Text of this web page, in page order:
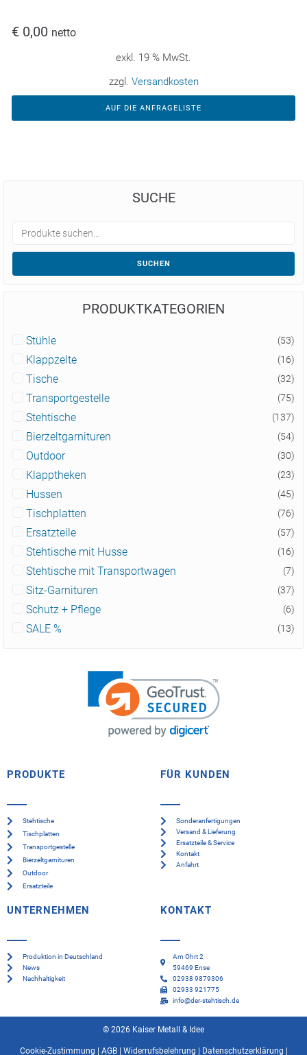
€ 0,00 netto
exkl. 19 % MwSt.
zzgl. Versandkosten
AUF DIE ANFRAGELISTE
SUCHE
SUCHEN
PRODUKTKATEGORIEN
Stühle (53)
Klappzelte (16)
Tische (32)
Transportgestelle (75)
Stehtische (137)
Bierzeltgarnituren (54)
Outdoor (30)
Klapptheken (23)
Hussen (45)
Tischplatten (76)
Ersatzteile (57)
Stehtische mit Husse (16)
Stehtische mit Transportwagen (7)
Sitz-Garnituren (37)
Schutz + Pflege (6)
SALE % (13)
PRODUKTE
Stehtische
Tischplatten
Transportgestelle
Bierzeltgarnituren
Outdoor
Ersatzteile
FÜR KUNDEN
Sonderanfertigungen
Versand & Lieferung
Ersatzteile & Service
Kontakt
Anfahrt
UNTERNEHMEN
Produktion in Deutschland
News
Nachhaltigkeit
KONTAKT
Am Ohrt 2
59469 Ense
02938 9879306
02933 921775
info@der-stehtisch.de
© 2026 Kaiser Metall & Idee
Cookie-Zustimmung AGB| Widerrufsbelehrung Datenschutzerklärung